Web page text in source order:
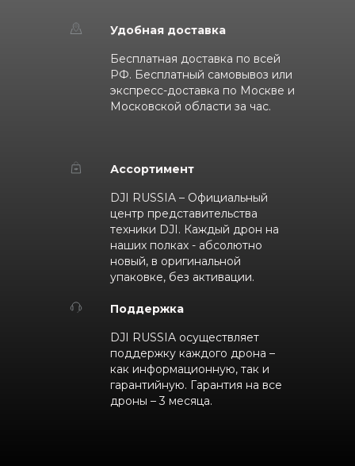
Удобная доставка
Бесплатная доставка по всей
РФ. Бесплатный самовывоз или
экспресс-доставка по Москве и
Московской области за час.
Ассортимент
DJI RUSSIA – Официальный
центр представительства
техники DJI. Каждый дрон на
наших полках - абсолютно
новый, в оригинальной
упаковке, без активации.
Поддержка
DJI RUSSIA осуществляет
поддержку каждого дрона –
как информационную, так и
гарантийную. Гарантия на все
дроны – 3 месяца.